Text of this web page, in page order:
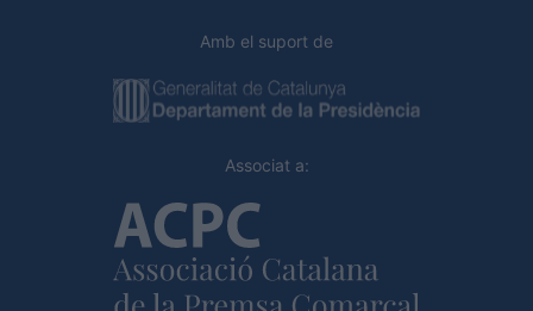
Amb el suport de
Associat a: